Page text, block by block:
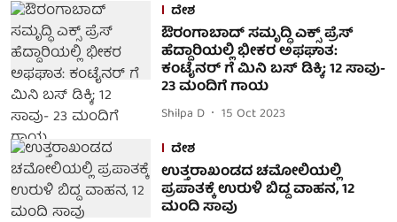
ದೇಶ
ಔರಂಗಾಬಾದ್ ಸಮೃದ್ಧಿ ಎಕ್ಸ್ ಪ್ರೆಸ್
ಹೆದ್ದಾರಿಯಲ್ಲಿ ಭೀಕರ ಅಫಘಾತ:
ಕಂಟೈನರ್ ಗೆ ಮಿನಿ ಬಸ್ ಡಿಕ್ಕಿ; 12 ಸಾವು-
23 ಮಂದಿಗೆ ಗಾಯ
Shilpa D
15 Oct 2023
ದೇಶ
ಉತ್ತರಾಖಂಡದ ಚಮೋಲಿಯಲ್ಲಿ
ಪ್ರಪಾತಕ್ಕೆ ಉರುಳಿ ಬಿದ್ದ ವಾಹನ, 12
ಮಂದಿ ಸಾವು